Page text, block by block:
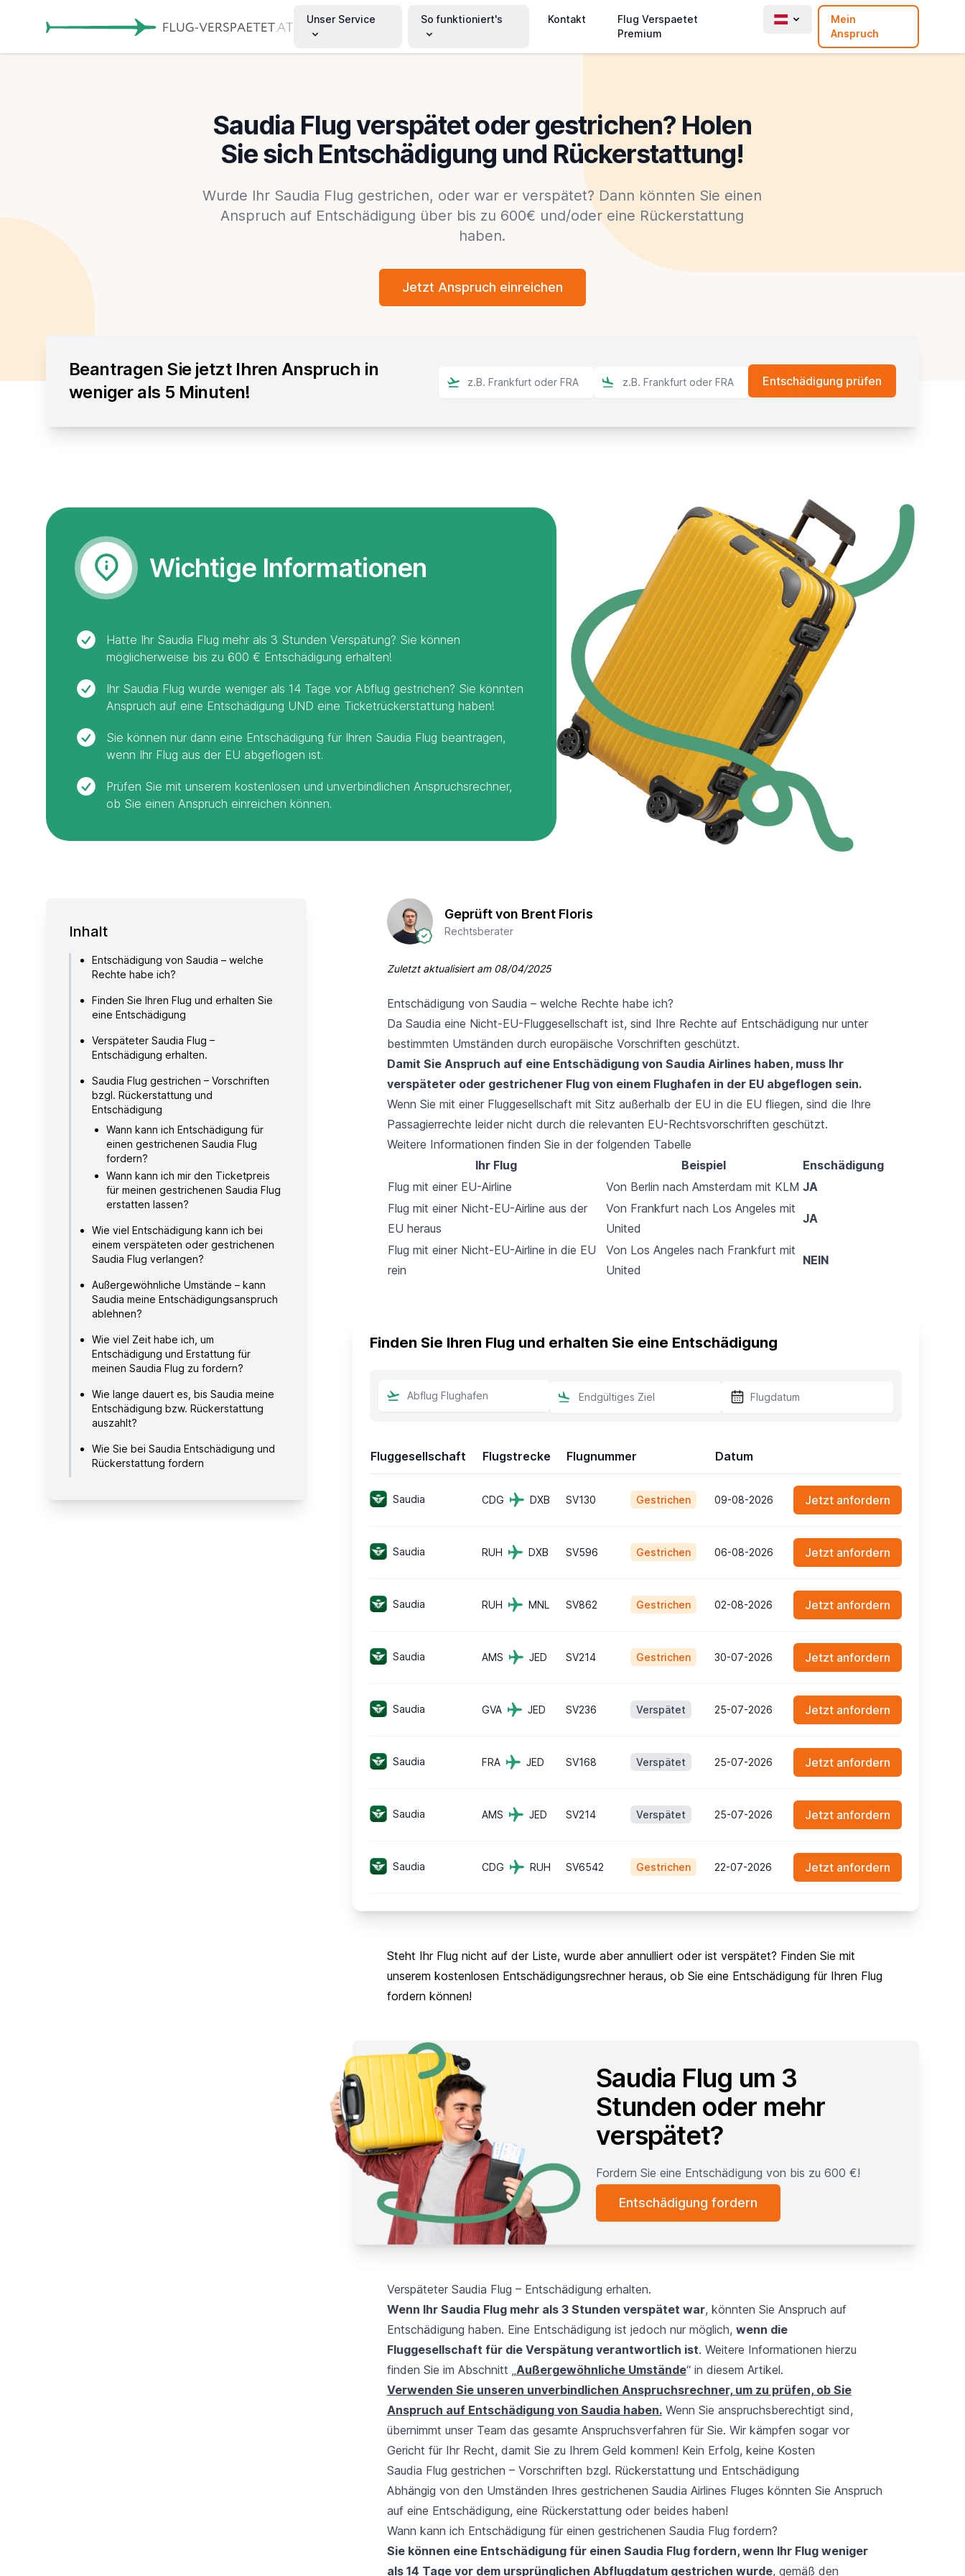
Unser Service So funktioniert's Kontakt
Flug Verspaetet
Premium
Mein
Anspruch
Saudia Flug verspätet oder gestrichen? Holen
Sie sich Entschädigung und Rückerstattung!
Wurde Ihr Saudia Flug gestrichen, oder war er verspätet? Dann könnten Sie einen
Anspruch auf Entschädigung über bis zu 600€ und/oder eine Rückerstattung
haben.
Jetzt Anspruch einreichen
Beantragen Sie jetzt Ihren Anspruch in
weniger als 5 Minuten!
Wichtige Informationen
Hatte Ihr Saudia Flug mehr als 3 Stunden Verspätung? Sie können
möglicherweise bis zu 600 € Entschädigung erhalten!
Ihr Saudia Flug wurde weniger als 14 Tage vor Abflug gestrichen? Sie könnten
Anspruch auf eine Entschädigung UND eine Ticketrückerstattung haben!
Sie können nur dann eine Entschädigung für Ihren Saudia Flug beantragen,
wenn Ihr Flug aus der EU abgeflogen ist.
Prüfen Sie mit unserem kostenlosen und unverbindlichen Anspruchsrechner,
ob Sie einen Anspruch einreichen können.
Inhalt
Entschädigung von Saudia – welche
Rechte habe ich?
Finden Sie Ihren Flug und erhalten Sie
eine Entschädigung
Verspäteter Saudia Flug –
Entschädigung erhalten.
Saudia Flug gestrichen – Vorschriften
bzgl. Rückerstattung und
Entschädigung
Wann kann ich Entschädigung für
einen gestrichenen Saudia Flug
fordern?
Wann kann ich mir den Ticketpreis
für meinen gestrichenen Saudia Flug
erstatten lassen?
Wie viel Entschädigung kann ich bei
einem verspäteten oder gestrichenen
Saudia Flug verlangen?
Außergewöhnliche Umstände – kann
Saudia meine Entschädigungsanspruch
ablehnen?
Wie viel Zeit habe ich, um
Entschädigung und Erstattung für
meinen Saudia Flug zu fordern?
Wie lange dauert es, bis Saudia meine
Entschädigung bzw. Rückerstattung
auszahlt?
Wie Sie bei Saudia Entschädigung und
Rückerstattung fordern
Geprüft von Brent Floris
Rechtsberater
Zuletzt aktualisiert am 08/04/2025
Entschädigung von Saudia – welche Rechte habe ich?
Da Saudia eine Nicht-EU-Fluggesellschaft ist, sind Ihre Rechte auf Entschädigung nur unter
bestimmten Umständen durch europäische Vorschriften geschützt.
Damit Sie Anspruch auf eine Entschädigung von Saudia Airlines haben, muss Ihr
verspäteter oder gestrichener Flug von einem Flughafen in der EU abgeflogen sein.
Wenn Sie mit einer Fluggesellschaft mit Sitz außerhalb der EU in die EU fliegen, sind die Ihre
Passagierrechte leider nicht durch die relevanten EU-Rechtsvorschriften geschützt.
Weitere Informationen finden Sie in der folgenden Tabelle
Ihr Flug
Beispiel
Enschädigung
Flug mit einer EU-Airline
Von Berlin nach Amsterdam mit KLM JA
Flug mit einer Nicht-EU-Airline aus der
EU heraus
Von Frankfurt nach Los Angeles mit
United
JA
Flug mit einer Nicht-EU-Airline in die EU
rein
Von Los Angeles nach Frankfurt mit
United
NEIN
Finden Sie Ihren Flug und erhalten Sie eine Entschädigung
Fluggesellschaft Flugstrecke Flugnummer Datum
Saudia CDG DXB SV130 Gestrichen 09-08-2026 Jetzt anfordern
Saudia RUH DXB SV596 Gestrichen 06-08-2026 Jetzt anfordern
Saudia RUH MNL SV862 Gestrichen 02-08-2026 Jetzt anfordern
Saudia AMS JED SV214 Gestrichen 30-07-2026 Jetzt anfordern
Saudia GVA JED SV236 Verspätet 25-07-2026 Jetzt anfordern
Saudia FRA JED SV168 Verspätet 25-07-2026 Jetzt anfordern
Saudia AMS JED SV214 Verspätet 25-07-2026 Jetzt anfordern
Saudia CDG RUH SV6542 Gestrichen 22-07-2026 Jetzt anfordern
Steht Ihr Flug nicht auf der Liste, wurde aber annulliert oder ist verspätet? Finden Sie mit
unserem kostenlosen Entschädigungsrechner heraus, ob Sie eine Entschädigung für Ihren Flug
fordern können!
Saudia Flug um 3
Stunden oder mehr
verspätet?
Fordern Sie eine Entschädigung von bis zu 600 €!
Entschädigung fordern
Verspäteter Saudia Flug – Entschädigung erhalten.
Wenn Ihr Saudia Flug mehr als 3 Stunden verspätet war, könnten Sie Anspruch auf
Entschädigung haben. Eine Entschädigung ist jedoch nur möglich, wenn die
Fluggesellschaft für die Verspätung verantwortlich ist. Weitere Informationen hierzu
finden Sie im Abschnitt „ Außergewöhnliche Umstände“ in diesem Artikel.
Verwenden Sie unseren unverbindlichen Anspruchsrechner, um zu prüfen, ob Sie
Anspruch auf Entschädigung von Saudia haben.Wenn Sie anspruchsberechtigt sind,
übernimmt unser Team das gesamte Anspruchsverfahren für Sie. Wir kämpfen sogar vor
Gericht für Ihr Recht, damit Sie zu Ihrem Geld kommen! Kein Erfolg, keine Kosten
Saudia Flug gestrichen – Vorschriften bzgl. Rückerstattung und Entschädigung
Abhängig von den Umständen Ihres gestrichenen Saudia Airlines Fluges könnten Sie Anspruch
auf eine Entschädigung, eine Rückerstattung oder beides haben!
Wann kann ich Entschädigung für einen gestrichenen Saudia Flug fordern?
Sie können eine Entschädigung für einen Saudia Flug fordern, wenn Ihr Flug weniger
als 14 Tage vor dem ursprünglichen Abflugdatum gestrichen wurde, gemäß den